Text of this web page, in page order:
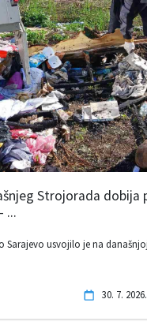
Strojorada dobija
...
Sarajevo usvojilo je na
30. 7. 2026.